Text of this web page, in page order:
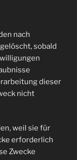
nach
sobald
dieser
nicht
weil sie für
erforderlich
Zwecke